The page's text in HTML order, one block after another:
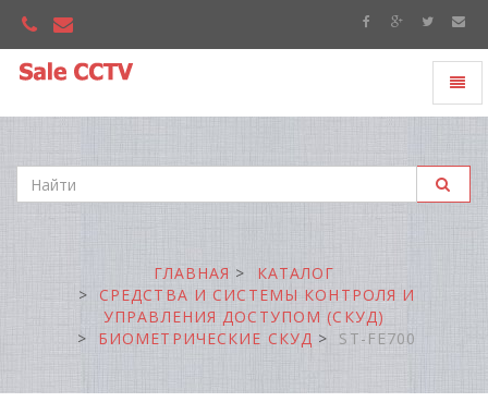
CCTV"
ГЛАВНАЯ
КАТАЛОГ
СРЕДСТВА И СИСТЕМЫ КОНТРОЛЯ И
УПРАВЛЕНИЯ ДОСТУПОМ (СКУД)
БИОМЕТРИЧЕСКИЕ СКУД
ST-FE700